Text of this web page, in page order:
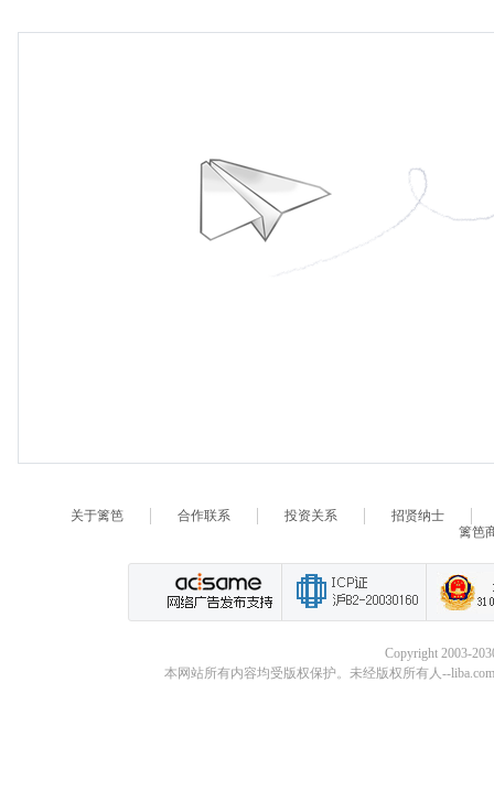
关于篱笆 合作联系 投资关系
招贤纳士
篱笆
Copyright 2003-
本网站所有内容均受版权保护。未经版权所有人--